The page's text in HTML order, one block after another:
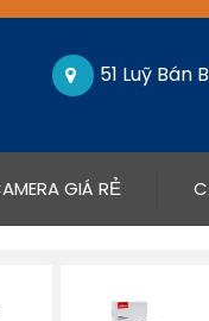
51 Luỹ Bán
GIÁ RẺ